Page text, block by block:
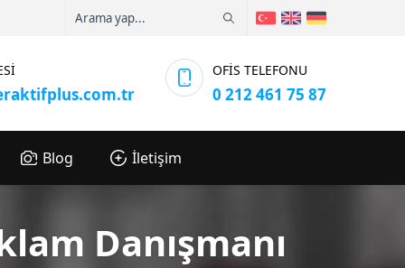
OFİS TELEFONU
0 212 461 75 87
Blog İletişim
Danışmanı